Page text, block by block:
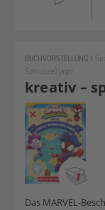
kreativ –
BUCHVORSTELLUNG |
Schnitzeljagd
Das MARVEL-